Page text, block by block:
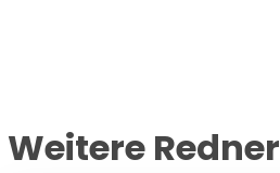
Weitere Redner